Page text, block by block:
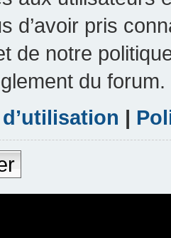
d’avoir pris
de notre
du forum.
|